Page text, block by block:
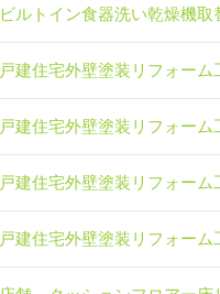
ビルトイン食器洗い乾燥機
戸建住宅外壁塗装リフォーム
戸建住宅外壁塗装リフォー
戸建住宅外壁塗装リフォー
戸建住宅外壁塗装リフォー